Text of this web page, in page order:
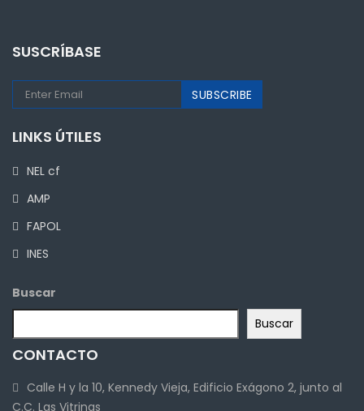
SUSCRÍBASE
LINKS ÚTILES
NEL cf
AMP
FAPOL
INES
Buscar
Buscar
CONTACTO
Calle H y la 10, Kennedy Vieja, Edificio Exágono 2, junto al
C.C. Las Vitrinas